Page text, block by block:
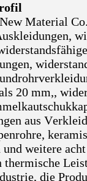
Material
20 mm,,
aus
und weitere
thermische
die